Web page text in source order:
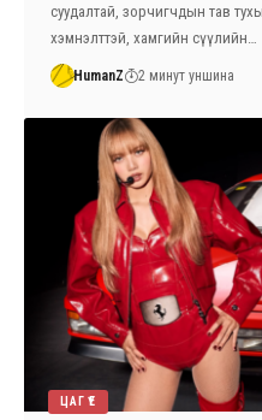
суудалтай, зорчигчдын тав
хэмнэлттэй, хамгийн сүүлийн…
HumanZ 2 минут уншина
ЦАГ ҮЕ